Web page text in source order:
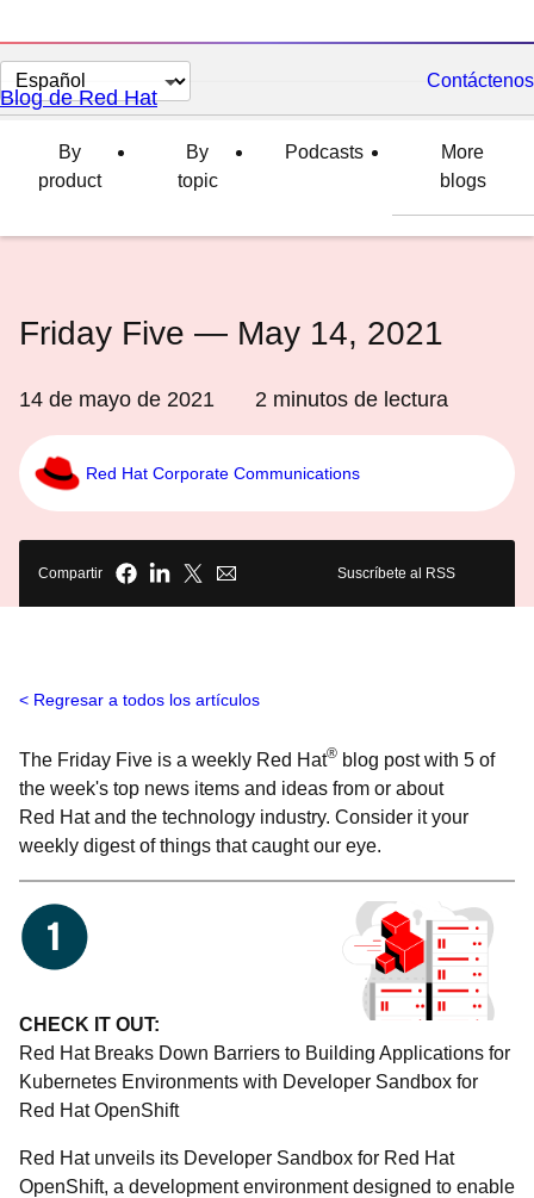
Cambiar
el
idioma
Contáctenos
Blog de Red Hat
By
product
By
topic
Podcasts
More
blogs
Friday Five — May 14, 2021
14 de mayo de 2021 2 minutos de lectura
Red Hat Corporate Communications
Compartir Suscríbete al RSS
Regresar a todos los artículos
The Friday Five is a weekly Red Hat® blog post with 5 of
the week's top news items and ideas from or about
Red Hat and the technology industry. Consider it your
weekly digest of things that caught our eye.
CHECK IT OUT:
Red Hat Breaks Down Barriers to Building Applications for
Kubernetes Environments with Developer Sandbox for
Red Hat OpenShift
Red Hat unveils its Developer Sandbox for Red Hat
OpenShift, a development environment designed to enable